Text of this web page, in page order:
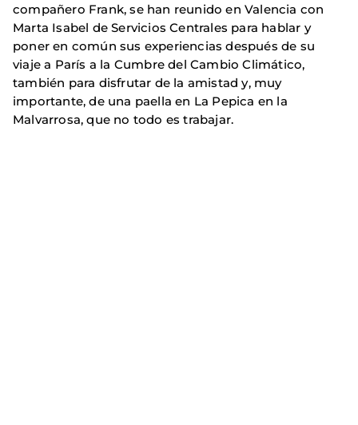
compañero Frank, se han reunido en Valencia con
Marta Isabel de Servicios Centrales para hablar y
poner en común sus experiencias después de su
viaje a París a la Cumbre del Cambio Climático,
también para disfrutar de la amistad y, muy
importante, de una paella en La Pepica en la
Malvarrosa, que no todo es trabajar.